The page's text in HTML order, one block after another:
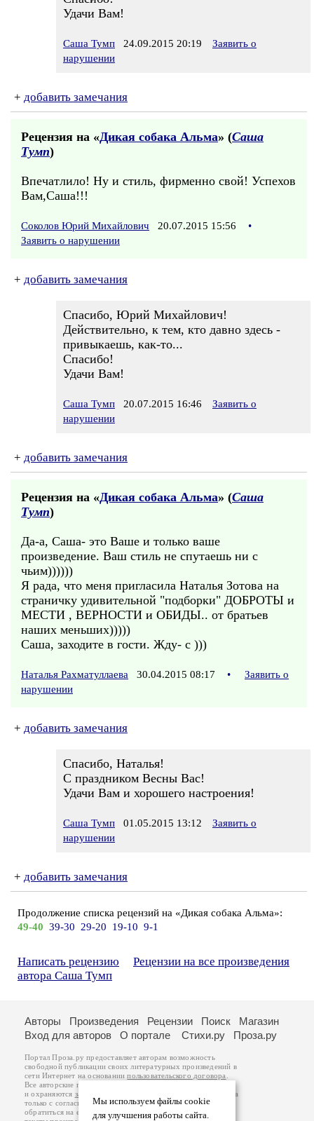
Удачи Вам!
Саша Тумп 24.09.2015 20:19
Заявить о
нарушении
+ добавить замечания
Рецензия на «Дикая собака Альма» (Саша
Тумп)
Впечатлило! Ну и стиль, фирменно свой! Успехов
Вам,Саша!!!
Соколов Юрий Михайлович 20.07.2015 15:56
•
Заявить о нарушении
+ добавить замечания
Спасибо, Юрий Михайлович!
Действительно, к тем, кто давно здесь -
привыкаешь, как-то...
Спасибо!
Удачи Вам!
Саша Тумп 20.07.2015 16:46
Заявить о
нарушении
+ добавить замечания
Рецензия на «Дикая собака Альма» (Саша
Тумп)
Да-а, Саша- это Ваше и только ваше
произведение. Ваш стиль не спутаешь ни с
чьим))))))
Я рада, что меня пригласила Наталья Зотова на
страничку удивительной "подборки" ДОБРОТЫ и
МЕСТИ , ВЕРНОСТИ и ОБИДЫ.. от братьев
наших меньших)))))
Саша, заходите в гости. Жду- с )))
Наталья Рахматуллаева 30.04.2015 08:17 •
Заявить о
нарушении
+ добавить замечания
Спасибо, Наталья!
С праздником Весны Вас!
Удачи Вам и хорошего настроения!
Саша Тумп 01.05.2015 13:12
Заявить о
нарушении
+ добавить замечания
Продолжение списка рецензий на «Дикая собака Альма»:
49-40 39-30 29-20 19-10 9-1
Написать рецензию
Рецензии на все произведения
автора Саша Тумп
Мы используем файлы cookie
для улучшения работы сайта.
Авторы Произведения Рецензии Поиск
Магазин
Вход для авторов
О портале Стихи.ру Проза.ру
Портал Проза.ру предоставляет авторам возможность
свободной публикации своих литературных произведений в
сети Интернет на основаниипользовательского договора
Все авторские права на произведения принадлежат авторам
и охраняются законом
. Перепечатка произведений возможна
только с согласия его автора, к которому вы можете
обратиться на его авторской странице. Ответственность за